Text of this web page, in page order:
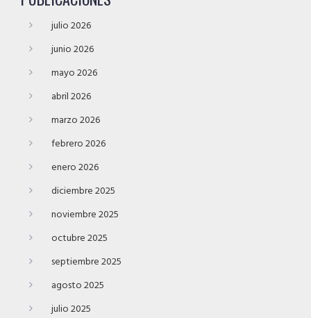
julio 2026
junio 2026
mayo 2026
abril 2026
marzo 2026
febrero 2026
enero 2026
diciembre 2025
noviembre 2025
octubre 2025
septiembre 2025
agosto 2025
julio 2025